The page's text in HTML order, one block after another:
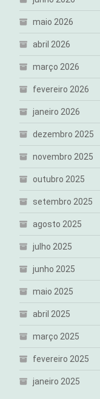
maio 2026
abril 2026
março 2026
fevereiro 2026
janeiro 2026
dezembro 2025
novembro 2025
outubro 2025
setembro 2025
agosto 2025
julho 2025
junho 2025
maio 2025
abril 2025
março 2025
fevereiro 2025
janeiro 2025